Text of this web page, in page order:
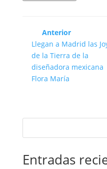
Anterior
Llegan a Madrid las
de la Tierra de la
diseñadora mexicana
Flora María
Entradas